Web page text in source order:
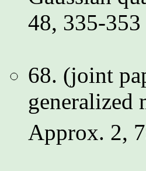
48, 335-
68. (joint
generalized
Approx. 2,